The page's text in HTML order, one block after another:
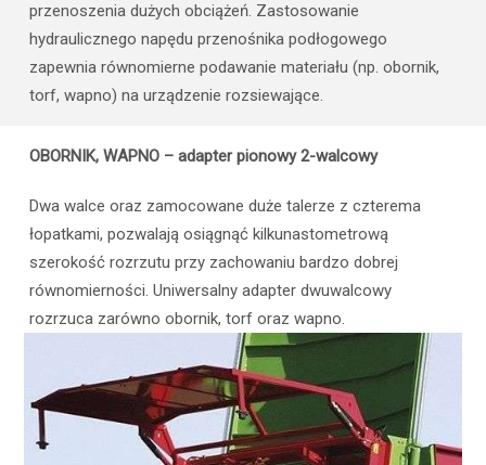
przenoszenia dużych obciążeń. Zastosowanie
hydraulicznego napędu przenośnika podłogowego
zapewnia równomierne podawanie materiału (np. obornik,
torf, wapno) na urządzenie rozsiewające.
OBORNIK, WAPNO – adapter pionowy 2-walcowy
Dwa walce oraz zamocowane duże talerze z czterema
łopatkami, pozwalają osiągnąć kilkunastometrową
szerokość rozrzutu przy zachowaniu bardzo dobrej
równomierności. Uniwersalny adapter dwuwalcowy
rozrzuca zarówno obornik, torf oraz wapno.